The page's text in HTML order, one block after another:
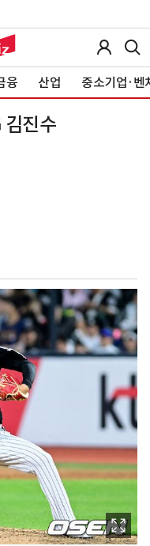
융 산업 중소기업·벤
김진수